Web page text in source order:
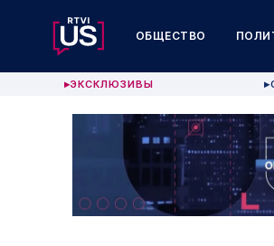
ОБЩЕСТВО
▶ЭКСКЛЮЗИВЫ ▶